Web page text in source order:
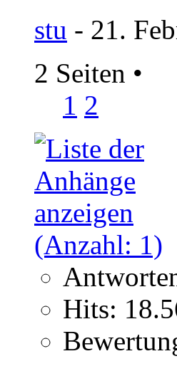
stu - 21.
2 Seiten •
1 2
Hits: